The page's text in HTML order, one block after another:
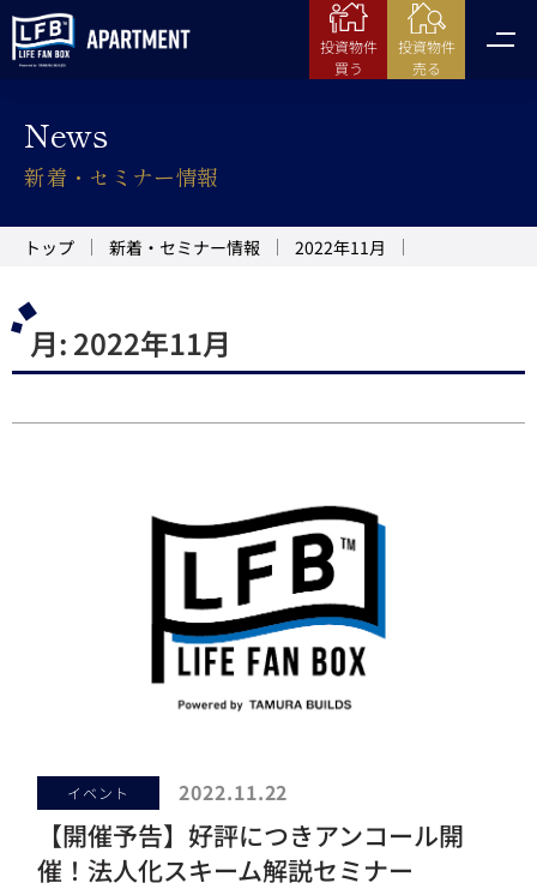
投資物件
買う
投資物件
売る
News
新着・セミナー情報
トップ 新着・セミナー情報 2022年11月
月: 2022年11月
イベント 2022.11.22
【開催予告】好評につきアンコール開
催！法人化スキーム解説セミナー